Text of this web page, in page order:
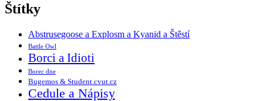
Štítky
Abstrusegoose a Explosm a Kyanid a Štěstí
Battle Owl
Borci a Idioti
Borec dne
Bugemos & Student.cvut.cz
Cedule a Nápisy